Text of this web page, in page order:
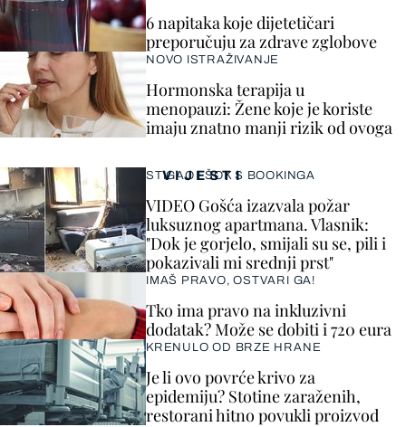
VIJESTI
STIGAO I ŠOK S BOOKINGA
VIDEO Gošća izazvala požar
luksuznog apartmana. Vlasnik:
"Dok je gorjelo, smijali su se, pili i
pokazivali mi srednji prst"
IMAŠ PRAVO, OSTVARI GA!
Tko ima pravo na inkluzivni
dodatak? Može se dobiti i 720 eura
KRENULO OD BRZE HRANE
Je li ovo povrće krivo za
epidemiju? Stotine zaraženih,
restorani hitno povukli proizvod
6 napitaka koje dijetetičari
preporučuju za zdrave zglobove
NOVO ISTRAŽIVANJE
Hormonska terapija u
menopauzi: Žene koje je koriste
imaju znatno manji rizik od ovoga